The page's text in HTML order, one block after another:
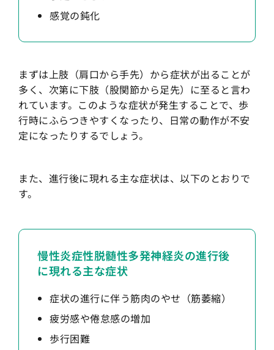
感覚の鈍化
まずは上肢（肩口から手先）から症状が出ることが
多く、次第に下肢（股関節から足先）に至ると言わ
れています。このような症状が発生することで、歩
行時にふらつきやすくなったり、日常の動作が不安
定になったりするでしょう。
また、進行後に現れる主な症状は、以下のとおりで
す。
慢性炎症性脱髄性多発神経炎の進行後
に現れる主な症状
症状の進行に伴う筋肉のやせ（筋萎縮）
疲労感や倦怠感の増加
歩行困難